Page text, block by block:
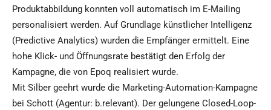
Produktabbildung konnten voll automatisch im E-Mailing
personalisiert werden. Auf Grundlage künstlicher Intelligenz
(Predictive Analytics) wurden die Empfänger ermittelt. Eine
hohe Klick- und Öffnungsrate bestätigt den Erfolg der
Kampagne, die von Epoq realisiert wurde.
Mit Silber geehrt wurde die Marketing-Automation-Kampagne
bei Schott (Agentur: b.relevant). Der gelungene Closed-Loop-